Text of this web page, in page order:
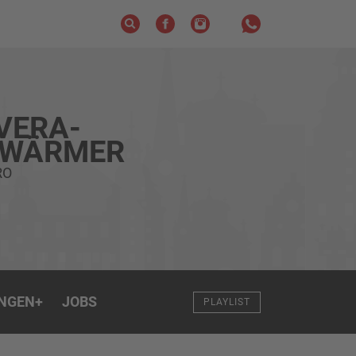
+ JOBS PLAYLIST